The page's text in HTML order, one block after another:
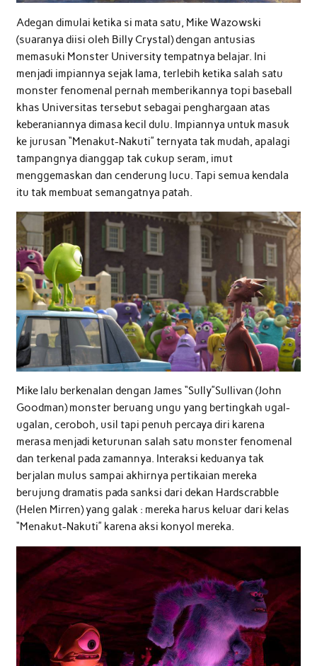
Adegan dimulai ketika si mata satu, Mike Wazowski
(suaranya diisi oleh Billy Crystal) dengan antusias
memasuki Monster University tempatnya belajar. Ini
menjadi impiannya sejak lama, terlebih ketika salah satu
monster fenomenal pernah memberikannya topi baseball
khas Universitas tersebut sebagai penghargaan atas
keberaniannya dimasa kecil dulu. Impiannya untuk masuk
ke jurusan “Menakut-Nakuti” ternyata tak mudah, apalagi
tampangnya dianggap tak cukup seram, imut
menggemaskan dan cenderung lucu. Tapi semua kendala
itu tak membuat semangatnya patah.
Mike lalu berkenalan dengan James “Sully”Sullivan (John
Goodman) monster beruang ungu yang bertingkah ugal-
ugalan, ceroboh, usil tapi penuh percaya diri karena
merasa menjadi keturunan salah satu monster fenomenal
dan terkenal pada zamannya. Interaksi keduanya tak
berjalan mulus sampai akhirnya pertikaian mereka
berujung dramatis pada sanksi dari dekan Hardscrabble
(Helen Mirren) yang galak : mereka harus keluar dari kelas
“Menakut-Nakuti” karena aksi konyol mereka.